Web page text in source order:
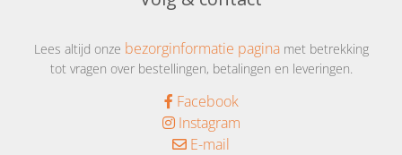
Lees altijd onze bezorginformatie paginamet betrekking
tot vragen over bestellingen, betalingen en leveringen.
Facebook
Instagram
E-mail